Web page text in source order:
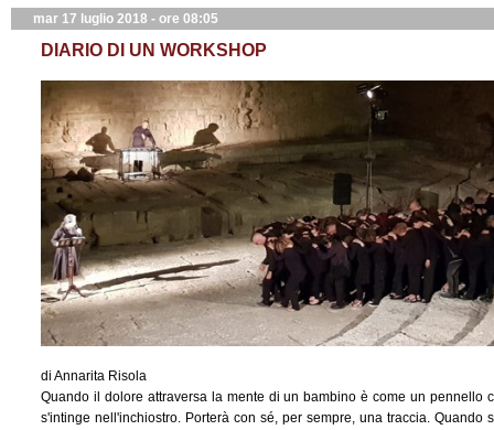
mar 17 luglio 2018 - ore 08:05
DIARIO DI UN WORKSHOP
di Annarita Risola
Quando il dolore attraversa la mente di un bambino è come un pennello
s'intinge nell'inchiostro. Porterà con sé, per sempre, una traccia. Quando